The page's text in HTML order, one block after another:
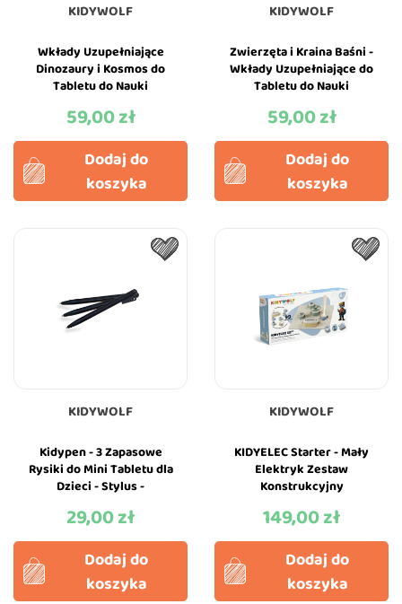
KIDYWOLF
Wkłady Uzupełniające
Dinozaury i Kosmos do
Tabletu do Nauki
KIDYWOLF
Cena
59,00 zł
Dodaj do
koszyka
KIDYWOLF
Zwierzęta i Kraina Baśni -
Wkłady Uzupełniające do
Tabletu do Nauki
KIDYWOLF
Cena
59,00 zł
Dodaj do
koszyka
KIDYWOLF
Kidypen - 3 Zapasowe
Rysiki do Mini Tabletu dla
Dzieci - Stylus -
Cena
29,00 zł
Dodaj do
koszyka
KIDYWOLF
KIDYELEC Starter - Mały
Elektryk Zestaw
Konstrukcyjny
KIDYWOLF
Cena
149,00 zł
Dodaj do
koszyka